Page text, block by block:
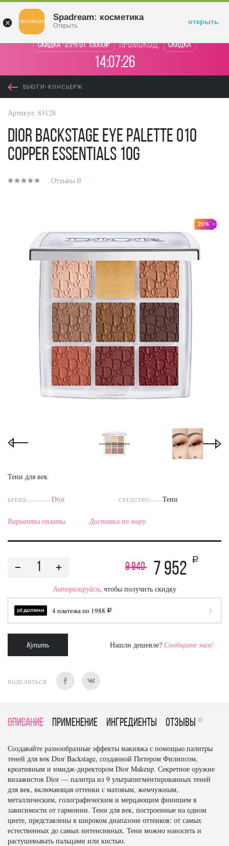
Скидка -25% от 15000₽ промокод: Скидка
14:07:26
БЬЮТИ-КОНСЬЕРЖ
20%
Артикул: 83128
Dior Backstage Eye Palette 010
Copper Essentials 10g
Отзывы 0
Тени для век
БРЕНД Dior СРЕДСТВО Тени
Варианты оплаты Доставка по миру
9 940 7 952
a
Авторизируйся, чтобы получить скидку
4 платежа по 1988 a
Купить Нашли дешевле? Сообщите нам!
ПОДЕЛИТЬСЯ
Описание Применение Ингредиенты отзывы 0
Создавайте разнообразные эффекты макияжа с помощью палитры
теней для век Dior Backstage, созданной Питером Филипсом,
креативным и имидж-директором Dior Makeup. Секретное оружие
визажистов Dior — палитра из 9 ультрапигментированных теней
для век, включающая оттенки с матовым, жемчужным,
металлическим, голографическим и мерцающим финишем в
зависимости от гармонии. Тени для век, построенные на одном
цвете, представлены в широком диапазоне оттенков: от самых
естественных до самых интенсивных. Тени можно наносить и
растушевывать пальцами или кистью.
Spadream: косметика
Открыть открыть